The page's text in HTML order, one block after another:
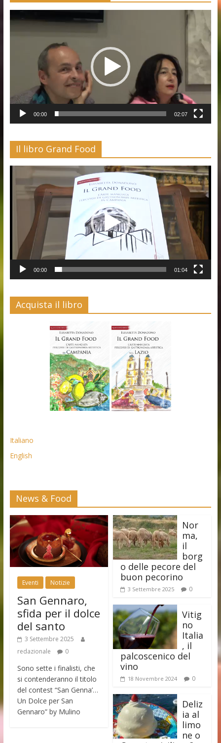
00:00 02:07
Il libro Grand Food
Player
00:00 01:04
Acquista il libro
Italiano
English
News & Food
Eventi Notizie
San Gennaro,
sfida per il dolce
del santo
3 Settembre 2025
redazionale
0
Sono sette i finalisti, che
si contenderanno il titolo
del contest “San Genna’…
Un Dolce per San
Gennaro” by Mulino
Nor
ma,
il
borg
o delle pecore del
buon pecorino
3 Settembre 2025 0
Vitig
no
Italia
, il
palcoscenico del
vino
18 Novembre 2024 0
Deliz
ia al
limo
ne o